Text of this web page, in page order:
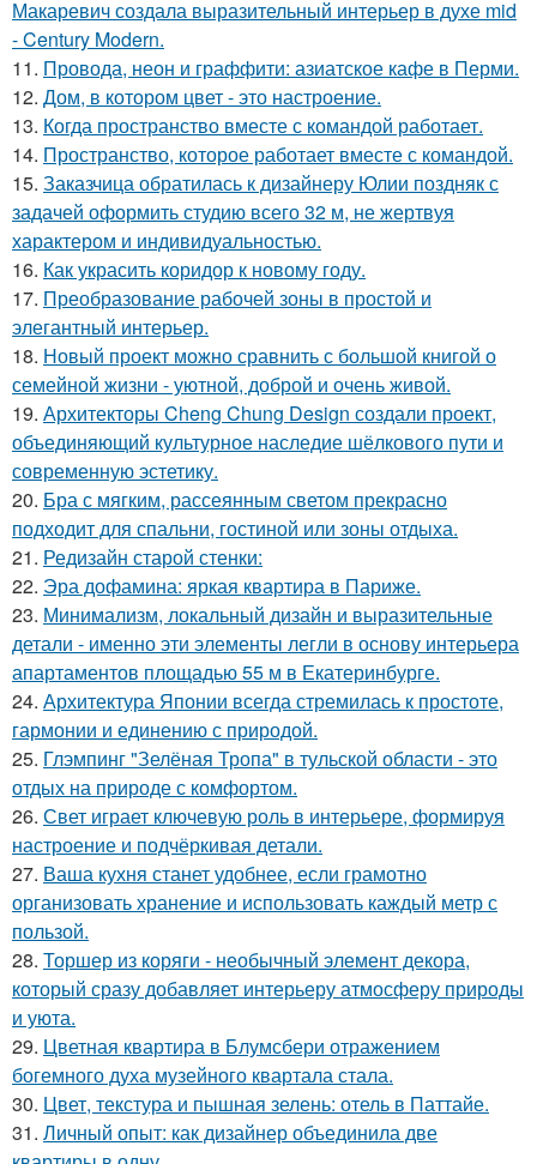
Макаревич создала выразительный интерьер в духе mid
- Century Modern.
11. Провода, неон и граффити: азиатское кафе в Перми.
12. Дом, в котором цвет - это настроение.
13. Когда пространство вместе с командой работает.
14. Пространство, которое работает вместе с командой.
15. Заказчица обратилась к дизайнеру Юлии поздняк с
задачей оформить студию всего 32 м, не жертвуя
характером и индивидуальностью.
16. Как украсить коридор к новому году.
17. Преобразование рабочей зоны в простой и
элегантный интерьер.
18. Новый проект можно сравнить с большой книгой о
семейной жизни - уютной, доброй и очень живой.
19. Архитекторы Cheng Chung Design создали проект,
объединяющий культурное наследие шёлкового пути и
современную эстетику.
20. Бра с мягким, рассеянным светом прекрасно
подходит для спальни, гостиной или зоны отдыха.
21. Редизайн старой стенки:
22. Эра дофамина: яркая квартира в Париже.
23. Минимализм, локальный дизайн и выразительные
детали - именно эти элементы легли в основу интерьера
апартаментов площадью 55 м в Екатеринбурге.
24. Архитектура Японии всегда стремилась к простоте,
гармонии и единению с природой.
25. Глэмпинг "Зелёная Тропа" в тульской области - это
отдых на природе с комфортом.
26. Свет играет ключевую роль в интерьере, формируя
настроение и подчёркивая детали.
27. Ваша кухня станет удобнее, если грамотно
организовать хранение и использовать каждый метр с
пользой.
28. Торшер из коряги - необычный элемент декора,
который сразу добавляет интерьеру атмосферу природы
и уюта.
29. Цветная квартира в Блумсбери отражением
богемного духа музейного квартала стала.
30. Цвет, текстура и пышная зелень: отель в Паттайе.
31. Личный опыт: как дизайнер объединила две